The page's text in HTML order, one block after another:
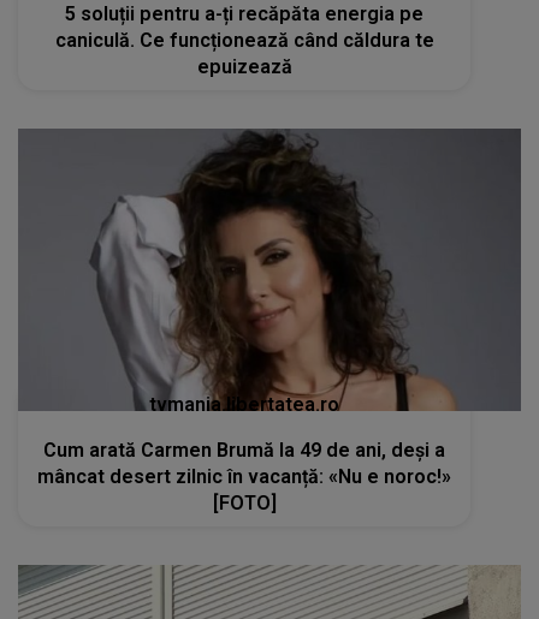
5 soluții pentru a-ți recăpăta energia pe
caniculă. Ce funcționează când căldura te
epuizează
tvmania.libertatea.ro
Cum arată Carmen Brumă la 49 de ani, deși a
mâncat desert zilnic în vacanță: «Nu e noroc!»
[FOTO]